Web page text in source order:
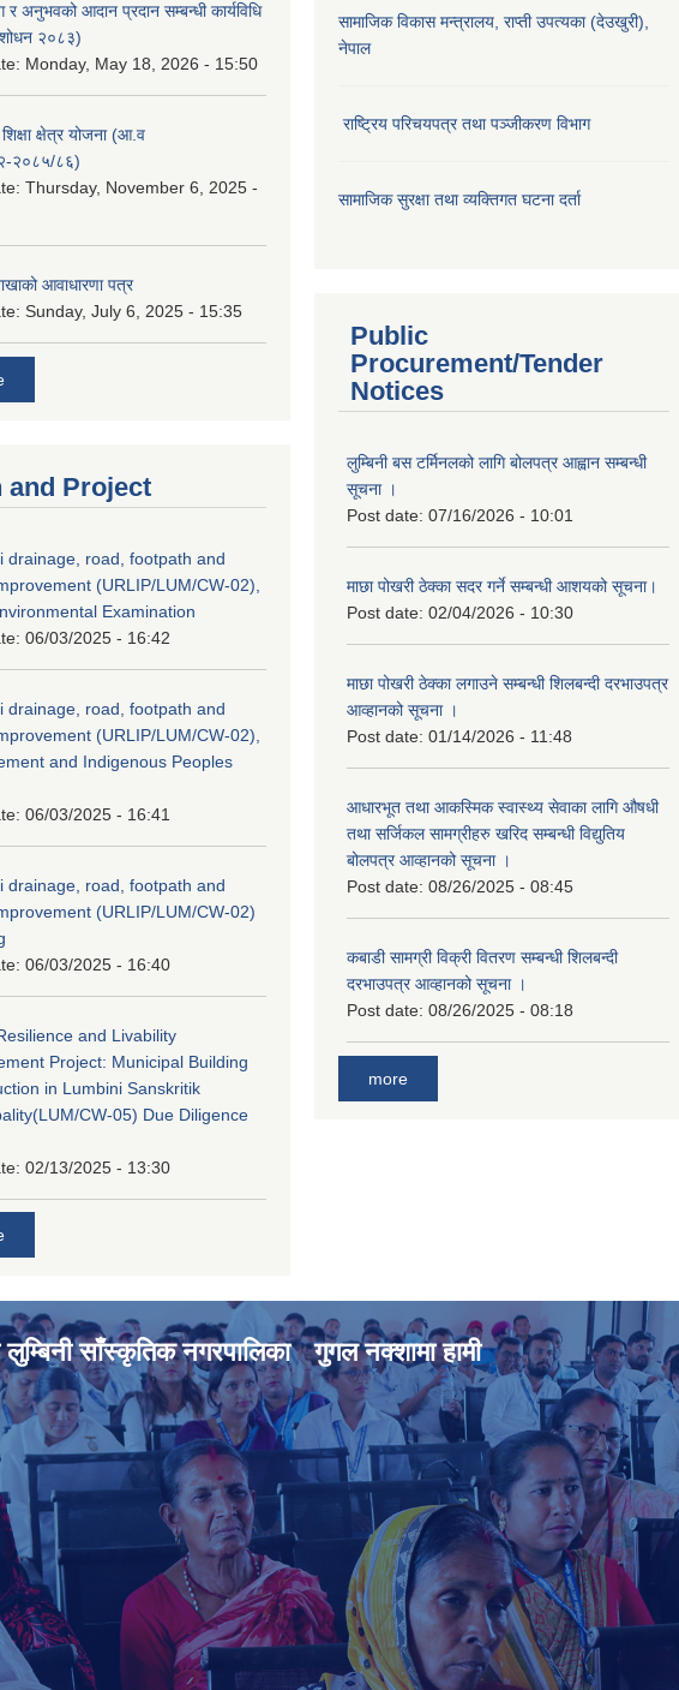
र अनुभवको आदान प्रदान सम्बन्धी कार्यविधि
२०८३)
Monday, May 18, 2026 - 15:50
शिक्षा क्षेत्र योजना (आ.व
२०८५/८६)
Thursday, November 6, 2025 -
आवाधारणा पत्र
Sunday, July 6, 2025 - 15:35
and Project
drainage, road, footpath and
(URLIP/LUM/CW-02),
Examination
06/03/2025 - 16:42
drainage, road, footpath and
(URLIP/LUM/CW-02),
and Indigenous Peoples
06/03/2025 - 16:41
drainage, road, footpath and
(URLIP/LUM/CW-02)
06/03/2025 - 16:40
and Livability
Project: Municipal Building
in Lumbini Sanskritik
CW-05) Due Diligence
02/13/2025 - 13:30
सामाजिक विकास मन्‍‍त्रालय, राप्ती उपत्यका (देउखुरी),
नेपाल
राष्ट्रिय परिचयपत्र तथा पञ्जीकरण विभाग
सामाजिक सुरक्षा तथा व्यक्तिगत घटना दर्ता
Public
Procurement/Tender
Notices
लुम्बिनी बस टर्मिनलको लागि बोलपत्र आह्वान सम्बन्धी
सूचना ।
Post date: 07/16/2026 - 10:01
माछा पोखरी ठेक्का सदर गर्ने सम्बन्धी आशयको सूचना।
Post date: 02/04/2026 - 10:30
माछा पोखरी ठेक्का लगाउने सम्बन्धी शिलबन्दी दरभाउपत्र
आव्हानको सूचना ।
Post date: 01/14/2026 - 11:48
आधारभूत तथा आकस्मिक स्वास्थ्य सेवाका लागि औषधी
तथा सर्जिकल सामग्रीहरु खरिद सम्बन्धी विद्युतिय
बोलपत्र आव्हानको सूचना ।
Post date: 08/26/2025 - 08:45
कबाडी सामग्री विक्री वितरण सम्बन्धी शिलबन्दी
दरभाउपत्र आव्हानको सूचना ।
Post date: 08/26/2025 - 08:18
more
साँस्कृतिक नगरपालिका गुगल नक्शामा हामी